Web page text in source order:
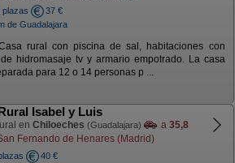
plazas
37 €
de Guadalajara
rural con piscina de sal, habitaciones con
de hidromasaje tv y armario empotrado. La casa
para 12 o 14 personas p ...
Isabel y Luis
en Chiloeches (Guadalajara) a 35,8
Fernando de Henares (Madrid)
40 €